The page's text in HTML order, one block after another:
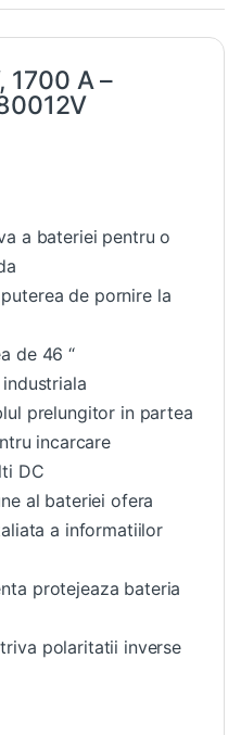
1700 A –
a bateriei pentru o
de pornire la
de 46 “
prelungitor in partea
incarcare
DC
al bateriei ofera
a informatiilor
protejeaza bateria
polaritatii inverse